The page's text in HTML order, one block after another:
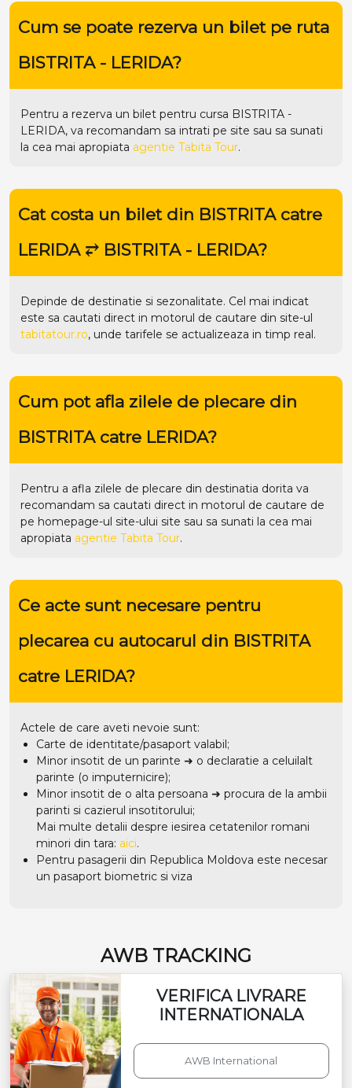
Cum se poate rezerva un bilet pe ruta
BISTRITA - LERIDA?
Pentru a rezerva un bilet pentru cursa BISTRITA -
LERIDA, va recomandam sa intrati pe site sau sa sunati
la cea mai apropiata agentie Tabita Tour.
Cat costa un bilet din BISTRITA catre
LERIDA ⥂ BISTRITA - LERIDA?
Depinde de destinatie si sezonalitate. Cel mai indicat
este sa cautati direct in motorul de cautare din site-ul
tabitatour.ro, unde tarifele se actualizeaza in timp real.
Cum pot afla zilele de plecare din
BISTRITA catre LERIDA?
Pentru a afla zilele de plecare din destinatia dorita va
recomandam sa cautati direct in motorul de cautare de
pe homepage-ul site-ului site sau sa sunati la cea mai
apropiata agentie Tabita Tour.
Ce acte sunt necesare pentru
plecarea cu autocarul din BISTRITA
catre LERIDA?
Actele de care aveti nevoie sunt:
Carte de identitate/pasaport valabil;
Minor insotit de un parinte ➜ o declaratie a celuilalt
parinte (o imputernicire);
Minor insotit de o alta persoana ➜ procura de la ambii
parinti si cazierul insotitorului;
Mai multe detalii despre iesirea cetatenilor romani
minori din tara: aici.
Pentru pasagerii din Republica Moldova este necesar
un pasaport biometric si viza
AWB TRACKING
VERIFICA LIVRARE
INTERNATIONALA